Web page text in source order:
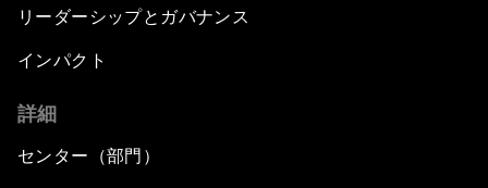
リーダーシップとガバナンス
インパクト
詳細
センター（部門）